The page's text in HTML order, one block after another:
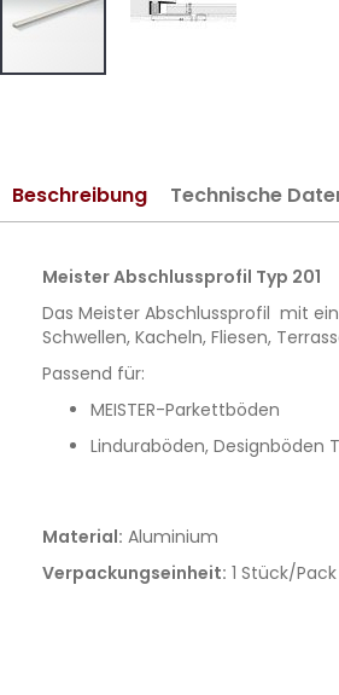
Bildergalerie
springen
Beschreibung
Meister Abschlussprofil Typ 201
Das Meister Abschlussprofil mit
Schwellen, Kacheln, Fliesen,
Passend für:
MEISTER-Parkettböden
Linduraböden, Designböden
Material: Aluminium
Verpackungseinheit: 1 Stück/Pack
Technische